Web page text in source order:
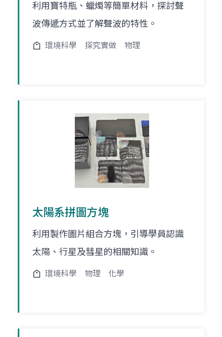
利用寶特瓶、蠟燭等簡單材料，探討聲
波傳遞方式並了解聲波的特性。
環境科學 探究實做 物理
太陽系拼圖方塊
利用製作圖片組合方塊，引導學員認識
太陽、行星及彗星的相關知識。
環境科學 物理 化學